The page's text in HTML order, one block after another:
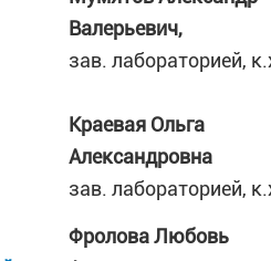
Валерьевич,
зав. лабораторией,
Краевая Ольга
Александровна
зав. лабораторией,
Фролова Любовь